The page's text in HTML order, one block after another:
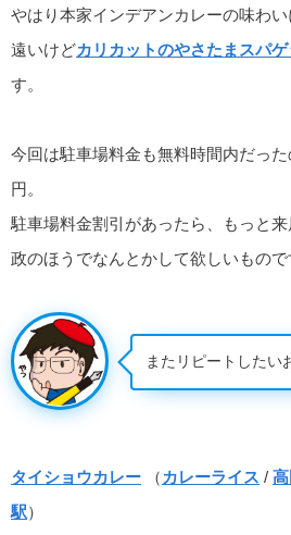
やはり本家インデアンカレーの味わい
遠いけどカリカットのやさたまスパゲ
す。
今回は駐車場料金も無料時間内だっ
円。
駐車場料金割引があったら、もっと
政のほうでなんとかして欲しいもので
またリピートしたい
タイショウカレー （ カレーライス /
駅）